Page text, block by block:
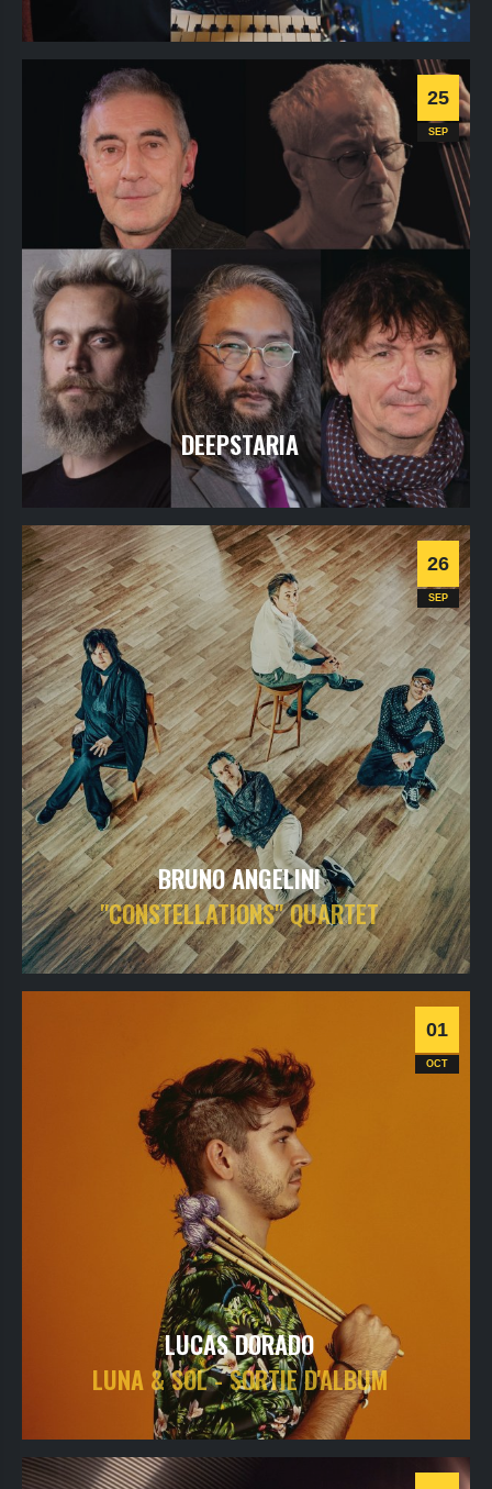
jeudi24sept2026- 20h30- Le Triton
Informations Billetterie
25
SEP
DEEPSTARIA
sept 2026- 20h30- Le Triton
Informations Billetterie
Jazz
26
SEP
BRUNO ANGELINI
"CONSTELLATIONS" QUARTET
samedi26sept2026- 20h30- Le Triton
Jazz
01
OCT
LUCAS DORADO
LUNA & SOL - SORTIE D'ALBUM
jeudi1oct2026 - 20h30- Le Triton
Informations